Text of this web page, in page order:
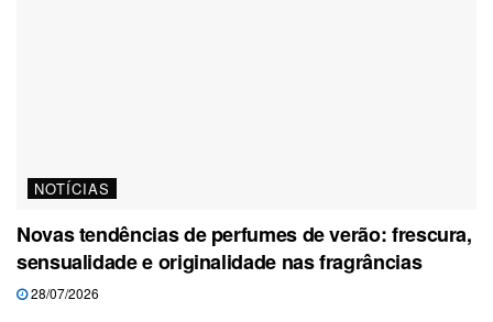
NOTÍCIAS
Novas tendências de perfumes de verão: frescura,
sensualidade e originalidade nas fragrâncias
28/07/2026